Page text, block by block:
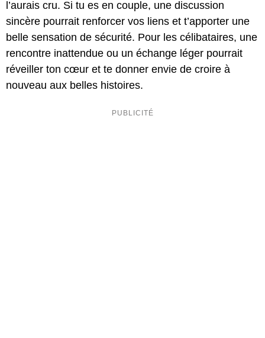
l’aurais cru. Si tu es en couple, une discussion
sincère pourrait renforcer vos liens et t’apporter une
belle sensation de sécurité. Pour les célibataires, une
rencontre inattendue ou un échange léger pourrait
réveiller ton cœur et te donner envie de croire à
nouveau aux belles histoires.